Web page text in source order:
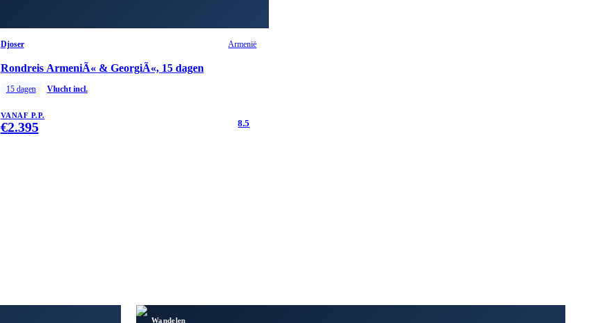
Djoser Armenië
Rondreis ArmeniÃ« & GeorgiÃ«, 15 dagen
15dagen Vlucht incl.
VANAF P.P.
€2.395 8.5
Wandelen